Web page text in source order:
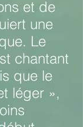
et de
une
Le
chantant
que le
léger »,